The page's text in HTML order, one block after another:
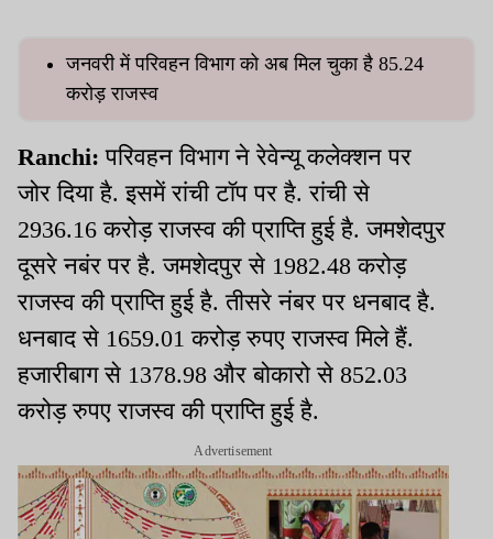
जनवरी में परिवहन विभाग को अब मिल चुका है 85.24
करोड़ राजस्व
Ranchi: परिवहन विभाग ने रेवेन्यू कलेक्शन पर
जोर दिया है. इसमें रांची टॉप पर है. रांची से
2936.16 करोड़ राजस्व की प्राप्ति हुई है. जमशेदपुर
दूसरे नबंर पर है. जमशेदपुर से 1982.48 करोड़
राजस्व की प्राप्ति हुई है. तीसरे नंबर पर धनबाद है.
धनबाद से 1659.01 करोड़ रुपए राजस्व मिले हैं.
हजारीबाग से 1378.98 और बोकारो से 852.03
करोड़ रुपए राजस्व की प्राप्ति हुई है.
Advertisement